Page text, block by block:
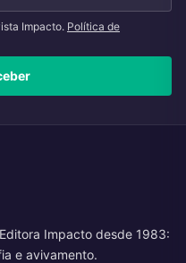
Impacto. Política de
Impacto desde 1983:
e avivamento.